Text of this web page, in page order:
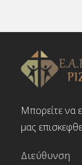
Μπορείτε να
μας
Διεύθυνση